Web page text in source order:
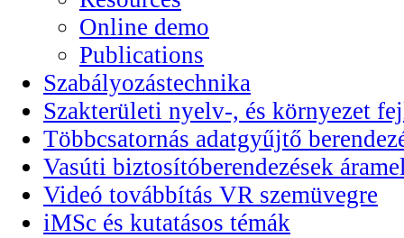
Online demo
Publications
Szabályozástechnika
Szakterületi nyelv-, és környezet
Többcsatornás adatgyűjtő
Vasúti biztosítóberendezések
Videó továbbítás VR szemüvegre
iMSc és kutatásos témák